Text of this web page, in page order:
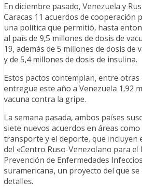
En diciembre pasado, Venezuela y
Caracas 11 acuerdos de cooperación
una política que permitió, hasta
al país de 9,5 millones de dosis de
19, además de 5 millones de dosis de
y de 5,4 millones de dosis de insulina.
Estos pactos contemplan, entre otras
entregue este año a Venezuela 1,92
vacuna contra la gripe.
La semana pasada, ambos países
siete nuevos acuerdos en áreas como
transporte y el deporte, que incluyen
del «Centro Ruso-Venezolano para el
Prevención de Enfermedades
suramericana, un proyecto del que se
detalles.